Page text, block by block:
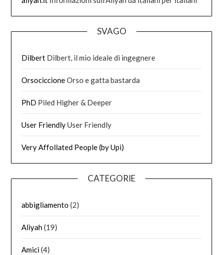
SVAGO
Dilbert Dilbert, il mio ideale di ingegnere
OrsociccioneOrso e gatta bastarda
PhD Piled Higher & Deeper
User FriendlyUser Friendly
Very Affollated People (by Upi)
CATEGORIE
abbigliamento (2)
Aliyah(19)
Amici(4)